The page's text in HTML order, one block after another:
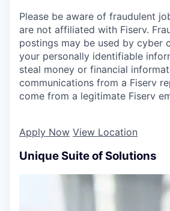
Please be aware of fraudulent
are not affiliated with Fiserv.
postings may be used by cyber
your personally identifiable
steal money or financial
communications from a Fiserv
come from a legitimate Fiserv
Apply Now View Location
Unique Suite of Solutions